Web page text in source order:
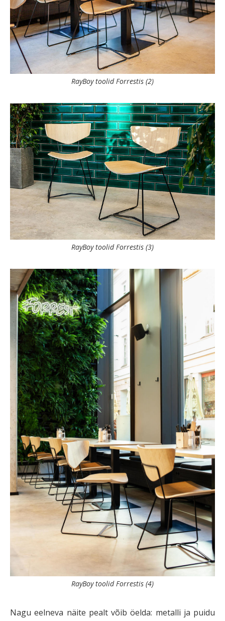
RayBoy toolid Forrestis (2)
RayBoy toolid Forrestis (3)
RayBoy toolid Forrestis (4)
Nagu eelneva näite pealt võib öelda: metalli ja puidu